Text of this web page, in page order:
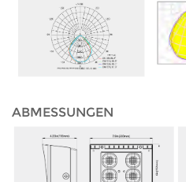
ABMESSUNGEN